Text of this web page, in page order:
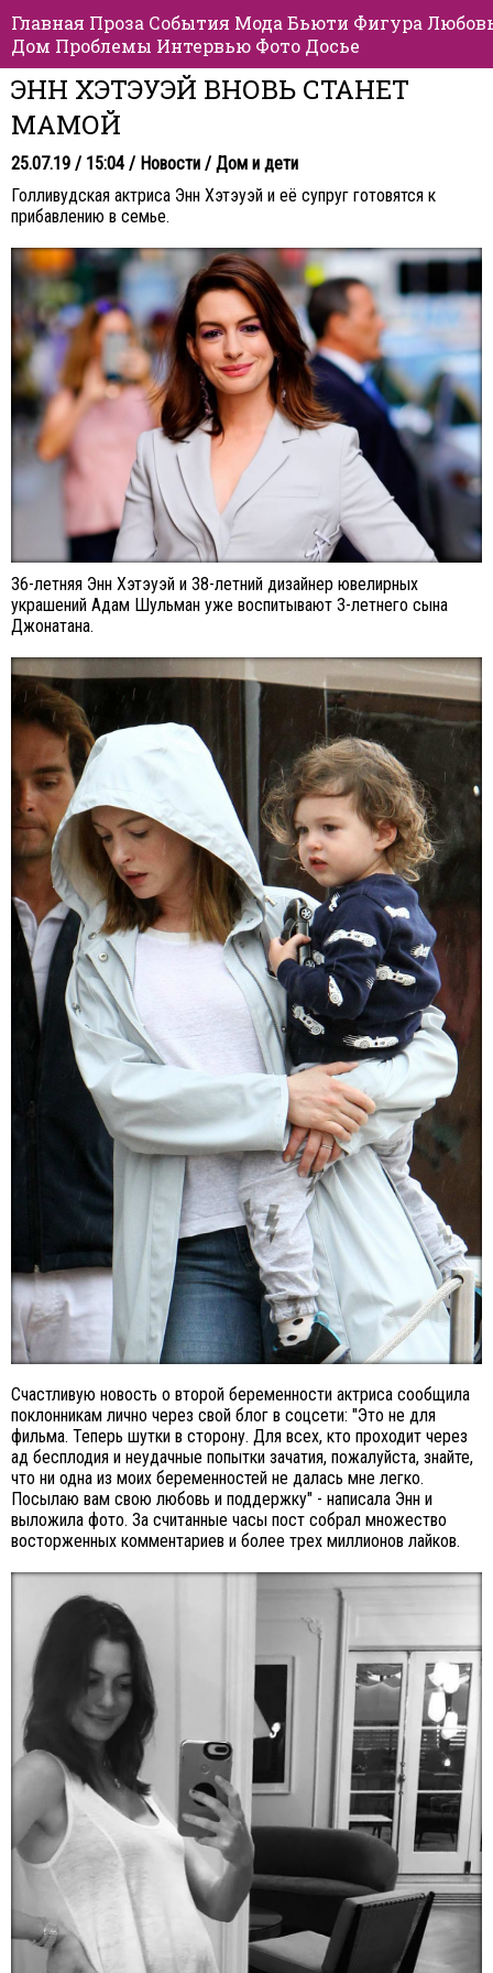
Главная Проза События Мода Бьюти Фигура
Дом Проблемы Интервью Фото Досье
ЭНН ХЭТЭУЭЙ ВНОВЬ СТАНЕТ
МАМОЙ
25.07.19 / 15:04 / Новости / Дом и дети
Голливудская актриса Энн Хэтэуэй и её супруг готовятся к
прибавлению в семье.
36-летняя Энн Хэтэуэй и 38-летний дизайнер ювелирных
украшений Адам Шульман уже воспитывают 3-летнего сына
Джонатана.
Счастливую новость о второй беременности актриса сообщила
поклонникам лично через свой блог в соцсети: "Это не для
фильма. Теперь шутки в сторону. Для всех, кто проходит через
ад бесплодия и неудачные попытки зачатия, пожалуйста, знайте,
что ни одна из моих беременностей не далась мне легко.
Посылаю вам свою любовь и поддержку" - написала Энн и
выложила фото. За считанные часы пост собрал множество
восторженных комментариев и более трех миллионов лайков.